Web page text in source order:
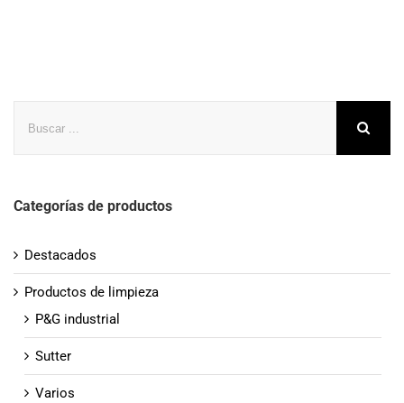
Categorías de productos
Destacados
Productos de limpieza
P&G industrial
Sutter
Varios